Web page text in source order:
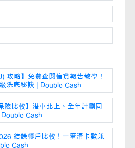
攻略】免費查閱信貸報告教學！
洗底秘訣 | Double Cash
險比較】港車北上、全年計劃同
Cash
結餘轉戶比較！一筆清卡數兼
Cash